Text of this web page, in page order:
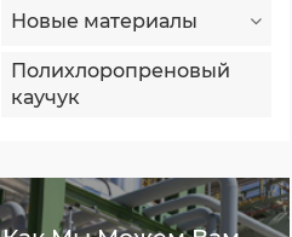
Новые материалы
Полихлоропреновый
каучук